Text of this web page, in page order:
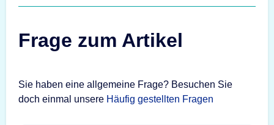
Frage zum Artikel
Sie haben eine allgemeine Frage? Besuchen Sie
doch einmal unsere Häufig gestellten Fragen